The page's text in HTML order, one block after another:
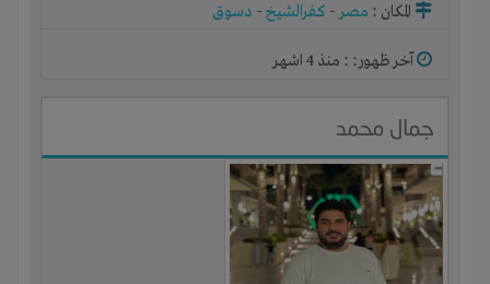
المكان : مصر- كفرالشيخ- دسوق
آخر ظهور: : منذ 4 اشهر
جمال محمد